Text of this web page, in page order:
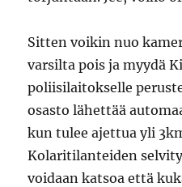
Sitten voikin nuo
varsilta pois ja myydä
poliisilaitokselle
osasto lähettää
kun tulee ajettua yli
Kolaritilanteiden
voidaan katsoa että